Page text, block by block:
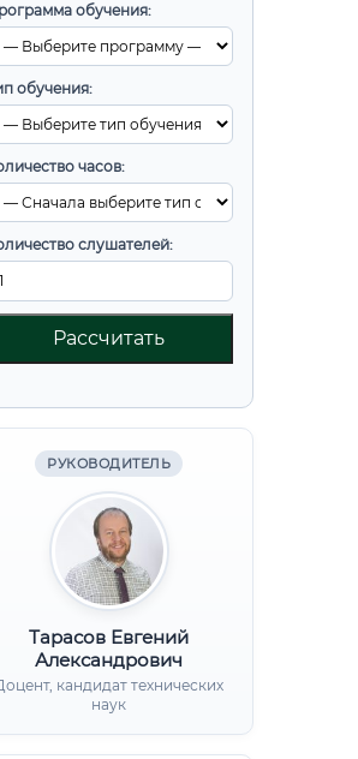
обучения:
обучения:
часов:
слушателей:
Рассчитать
РУКОВОДИТЕЛЬ
Тарасов Евгений
Александрович
кандидат технических
наук